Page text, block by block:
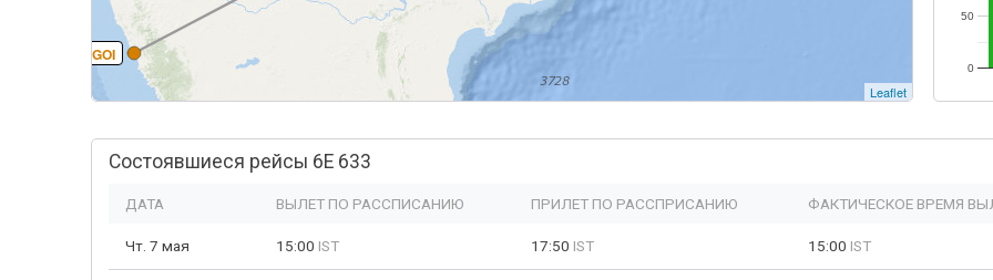
GOI
Leaflet
0
50
Состоявшиеся рейсы 6E 633
ДАТА ВЫЛЕТ ПО РАССПИСАНИЮ ПРИЛЕТ ПО РАССПРИСАНИЮ ФАКТИЧЕСКОЕ ВРЕМЯ
Чт. 7 мая 15:00 IST 17:50 IST 15:00 IST